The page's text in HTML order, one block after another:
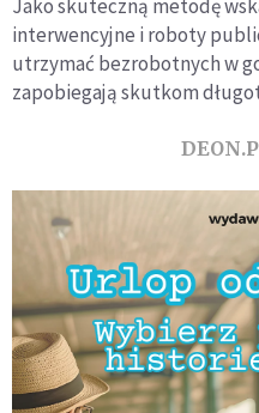
Jako skuteczną metodę
interwencyjne i roboty
utrzymać bezrobotnych w
zapobiegają skutkom